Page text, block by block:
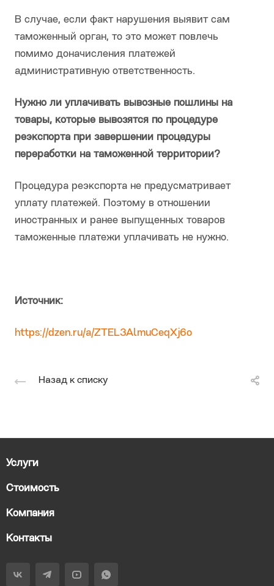
В случае, если факт нарушения выявит сам
таможенный орган, то это может повлечь
помимо доначисления платежей
административную ответственность.
Нужно ли уплачивать вывозные пошлины на
товары, которые вывозятся по процедуре
реэкспорта при завершении процедуры
переработки на таможенной территории?
Процедура реэкспорта не предусматривает
уплату платежей. Поэтому в отношении
иностранных и ранее выпущенных товаров
таможенные платежи уплачивать не нужно.
Источник:
https://dzen.ru/a/ZTEL3AlmuCeqXj6o
Назад к списку
Услуги
Стоимость
Компания
Контакты